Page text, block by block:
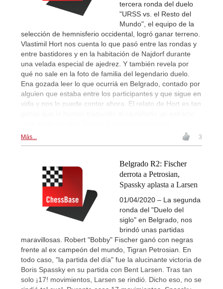
tercera ronda del duelo
"URSS vs. el Resto del
Mundo", el equipo de la
selección de hemnisferio occidental, logró ganar terreno.
Vlastimil Hort nos cuenta lo que pasó entre las rondas y
entre bastidores y en la habitación de Najdorf durante
una velada especial de ajedrez. Y también revela por
qué no sale en la foto de familia del legendario duelo.
Ena gozada leer lo que ocurriá en Belgrado, contado por
alguien que estaba entre los participantes y que sigue en
vida y nos lo puede contar ahora. El relato de Hort es tan
Más... 3
Belgrado R2: Fischer
derrota a Petrosian,
Spassky aplasta a Larsen
01/04/2020 – La segunda
ronda del "Duelo del
siglo" en Belgrado, nos
brindó unas partidas
maravillosas. Robert "Bobby" Fischer ganó con negras
frente al ex campeón del mundo, Tigran Petrosian. En
todo caso, "la partida del día" fue la alucinante victoria de
Boris Spassky en su partida con Bent Larsen. Tras tan
solo ¡17! movimientos, Larsen se rindió. Dicho eso, no se